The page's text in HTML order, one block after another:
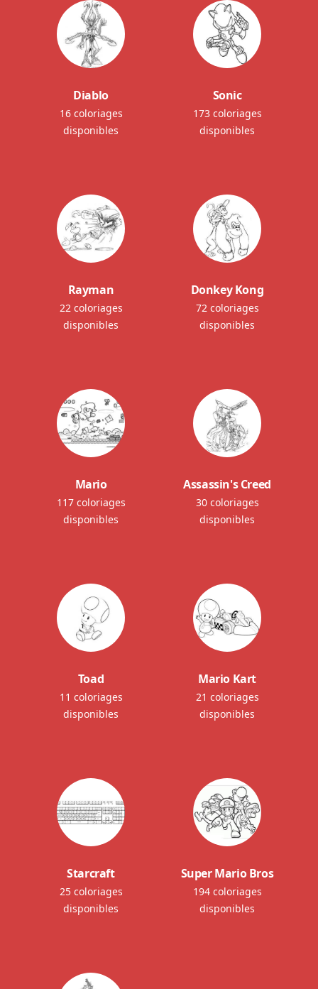
Diablo
16 coloriages
disponibles
Sonic
173 coloriages
disponibles
Rayman
22 coloriages
disponibles
Donkey Kong
72 coloriages
disponibles
Mario
117 coloriages
disponibles
Assassin's Creed
30 coloriages
disponibles
Toad
11 coloriages
disponibles
Mario Kart
21 coloriages
disponibles
Starcraft
25 coloriages
disponibles
Super Mario Bros
194 coloriages
disponibles